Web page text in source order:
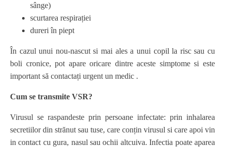
sânge)
scurtarea respirației
dureri în piept
În cazul unui nou-nascut si mai ales a unui copil la risc sau cu
boli cronice, pot apare oricare dintre aceste simptome si este
important să contactați urgent un medic .
Cum se transmite VSR?
Virusul se raspandeste prin persoane infectate: prin inhalarea
secretiilor din strănut sau tuse, care conțin virusul si care apoi vin
in contact cu gura, nasul sau ochii altcuiva. Infectia poate aparea